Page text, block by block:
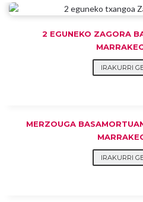
2 EGUNEKO ZAGORA
IRAKURRI
MERZOUGA
IRAKURRI